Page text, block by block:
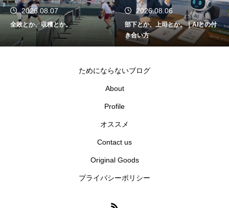
2026.08.06
部下とか、上司とか。｜AIとの付
き合い方
2026.08.05
関東大会とか、千葉県代表とか。
ためにならないブログ
About
Profile
オススメ
Contact us
Original Goods
プライバシーポリシー